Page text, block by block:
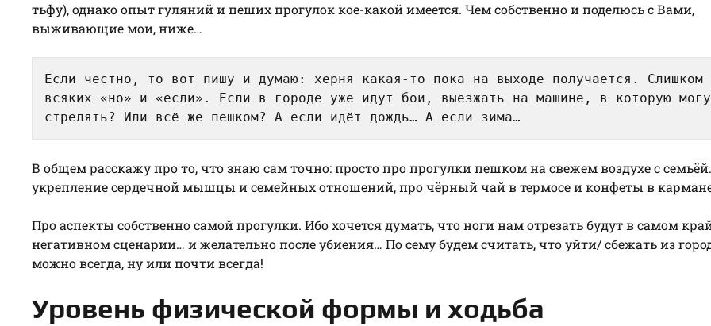
тьфу), однако опыт гуляний и пеших прогулок кое-какой имеется. Чем собственно и поделюсь с Вами,
выживающие мои, ниже…
Если честно, то вот пишу и думаю: херня какая-то пока на выходе получается. Слишком
всяких «но» и «если». Если в городе уже идут бои, выезжать на машине, в которую
стрелять? Или всё же пешком? А если идёт дождь… А если зима…
В общем расскажу про то, что знаю сам точно: просто про прогулки пешком на свежем воздухе с
укрепление сердечной мышцы и семейных отношений, про чёрный чай в термосе и конфеты в
Про аспекты собственно самой прогулки. Ибо хочется думать, что ноги нам отрезать будут в самом
негативном сценарии… и желательно после убиения… По сему будем считать, что уйти/ сбежать из
можно всегда, ну или почти всегда!
Уровень физической формы и ходьба